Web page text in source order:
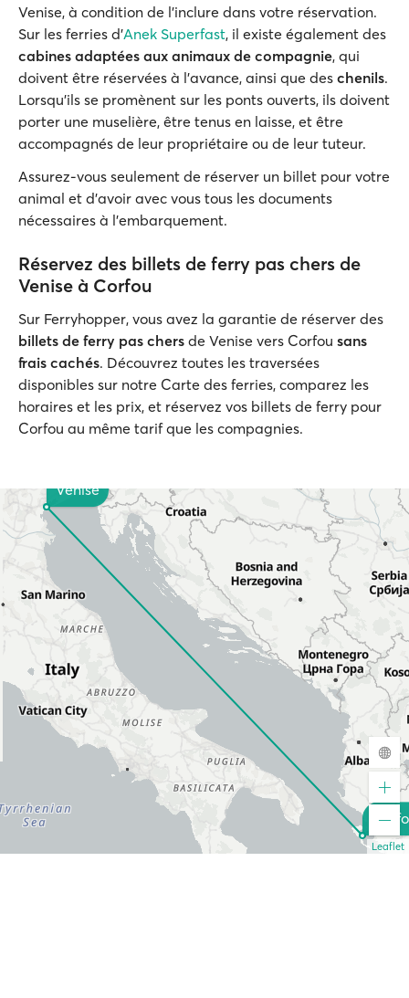
Venise, à condition de l'inclure dans votre réservation.
Sur les ferries d’Anek Superfast, il existe également des
cabines adaptées aux animaux de compagnie, qui
doivent être réservées à l'avance, ainsi que des chenils.
Lorsqu'ils se promènent sur les ponts ouverts, ils doivent
porter une muselière, être tenus en laisse, et être
accompagnés de leur propriétaire ou de leur tuteur.
Assurez-vous seulement de réserver un billet pour votre
animal et d’avoir avec vous tous les documents
nécessaires à l’embarquement.
Réservez des billets de ferry pas chers de
Venise à Corfou
Sur Ferryhopper, vous avez la garantie de réserver des
billets de ferry pas chers de Venise vers Corfou sans
frais cachés. Découvrez toutes les traversées
disponibles sur notre Carte des ferries, comparez les
horaires et les prix, et réservez vos billets de ferry pour
Corfou au même tarif que les compagnies.
Venise
Leaflet